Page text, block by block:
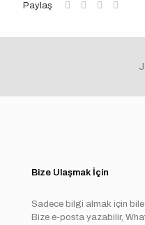
Paylaş
Bize Ulaşmak İçin
Sadece bilgi almak için
Bize e-posta yazabilir,